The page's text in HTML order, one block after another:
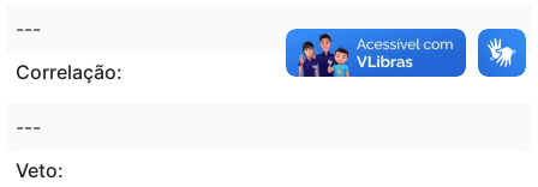
---
Correlação:
---
Veto: